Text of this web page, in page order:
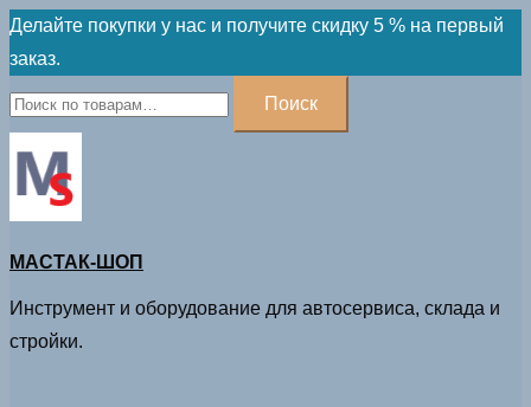
Skip
to
content
Делайте покупки у нас и получите скидку 5 % на первый
заказ.
Искать:
Поиск
МАСТАК-ШОП
Инструмент и оборудование для автосервиса, склада и
стройки.